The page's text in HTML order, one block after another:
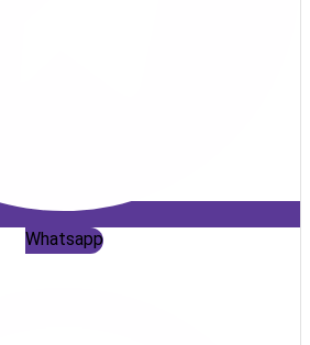
Whatsapp